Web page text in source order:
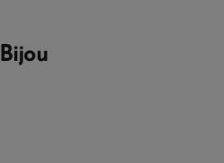
Bijou